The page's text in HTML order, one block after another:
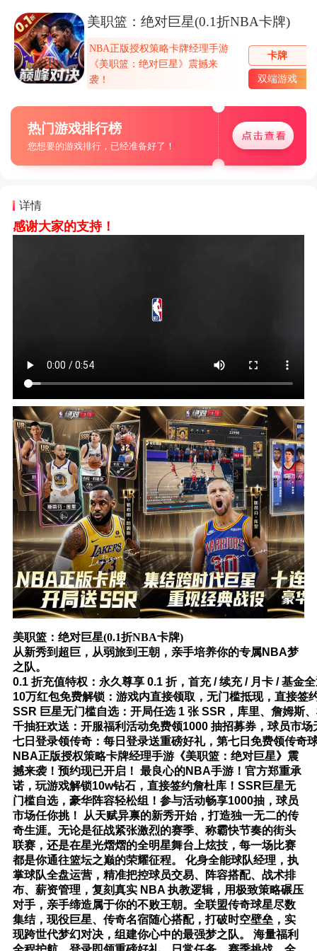
美职篮：绝对巨星(0.1折NBA卡牌)
NBA正版授权策略卡牌经理手游
《美职​篮：绝对巨星》震撼来
袭！
卡牌
双端游戏
热门游戏排行榜
您想要的游戏排行，已经准备好了！
详情
感谢大家的支持！
美职篮：绝对巨星(0.1折NBA卡牌)
从新秀到超巨，从弱旅到王朝，亲手培养你的专属NBA梦
之队。
0.1 折充值特权：永久尊享 0.1 折，首充 / 续充 / 月卡 / 基金
10万红包免费解锁：游戏内直接领取，无门槛抵现，直接签
SSR 巨星无门槛自选：开局任选 1 张 SSR，库里、詹姆斯
千抽狂欢送：开服福利活动免费领1000 抽招募券，球员市
七日登录领传奇：每日登录送重磅好礼，第七日免费领传奇
NBA正版授权策略卡牌经理手游《美职篮：绝对巨星》震
撼来袭！预约现已开启！ 最良心的NBA手游！官方郑重承
诺，玩游戏解锁10w钻石，直接签约詹杜库！SSR巨星无
门槛自选，豪华阵容轻松组！参与活动畅享1000抽，球员
市场任你挑！ 从天赋异禀的新秀开始，打造独一无二的传
奇生涯。无论是征战紧张激烈的赛季、称霸快节奏的街头
联赛，还是在星光熠熠的全明星舞台上炫技，每一场比赛
都是你通往篮坛之巅的荣耀征程。 化身全能球队经理，执
掌球队全盘运营，精准把控球员交易、阵容搭配、战术排
布、薪资管理，复刻真实 NBA 执教逻辑，用极致策略碾压
对手，亲手缔造属于你的不败王朝。全联盟传奇球星尽数
集结，现役巨星、传奇名宿随心搭配，打破时空壁垒，实
现跨世代梦幻对决，组建你心中的最强梦之队。 海量福利